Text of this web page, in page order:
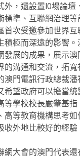
外，還設置l0場論
標準、互聯網治理等
首次受邀參加世界
積極而深遠的影響
發展的成果，展示
的溝通和交流，拓
澳門電訊行政總裁
希望政府可以擔當
等學校校長嚴肇基
高等教育機構思考
收外地比較好的經
網大會的澳門代表